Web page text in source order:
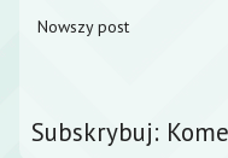
Nowszy post
Subskrybuj: